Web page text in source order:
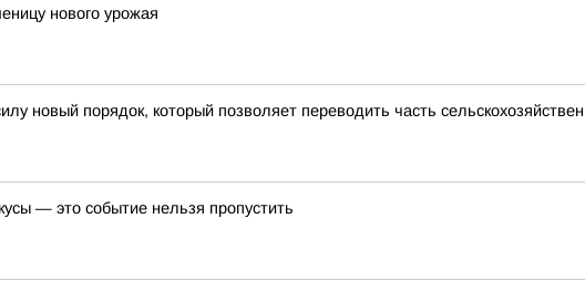
нового урожая
новый порядок, который позволяет переводить часть
— это событие нельзя пропустить